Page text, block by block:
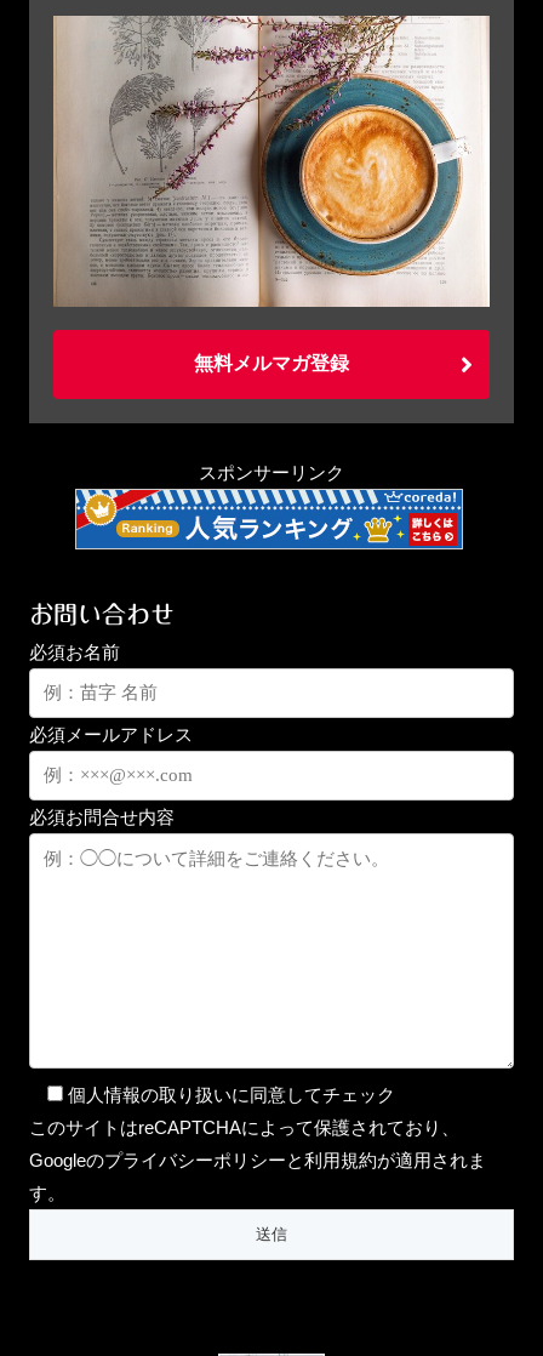
無料メルマガ登録
スポンサーリンク
お問い合わせ
必須お名前
必須 メールアドレス
必須お問合せ内容
個人情報の取り扱いに同意してチェック
このサイトはreCAPTCHAによって保護されており、
Googleのプライバシーポリシーと利用規約が適用されま
す。